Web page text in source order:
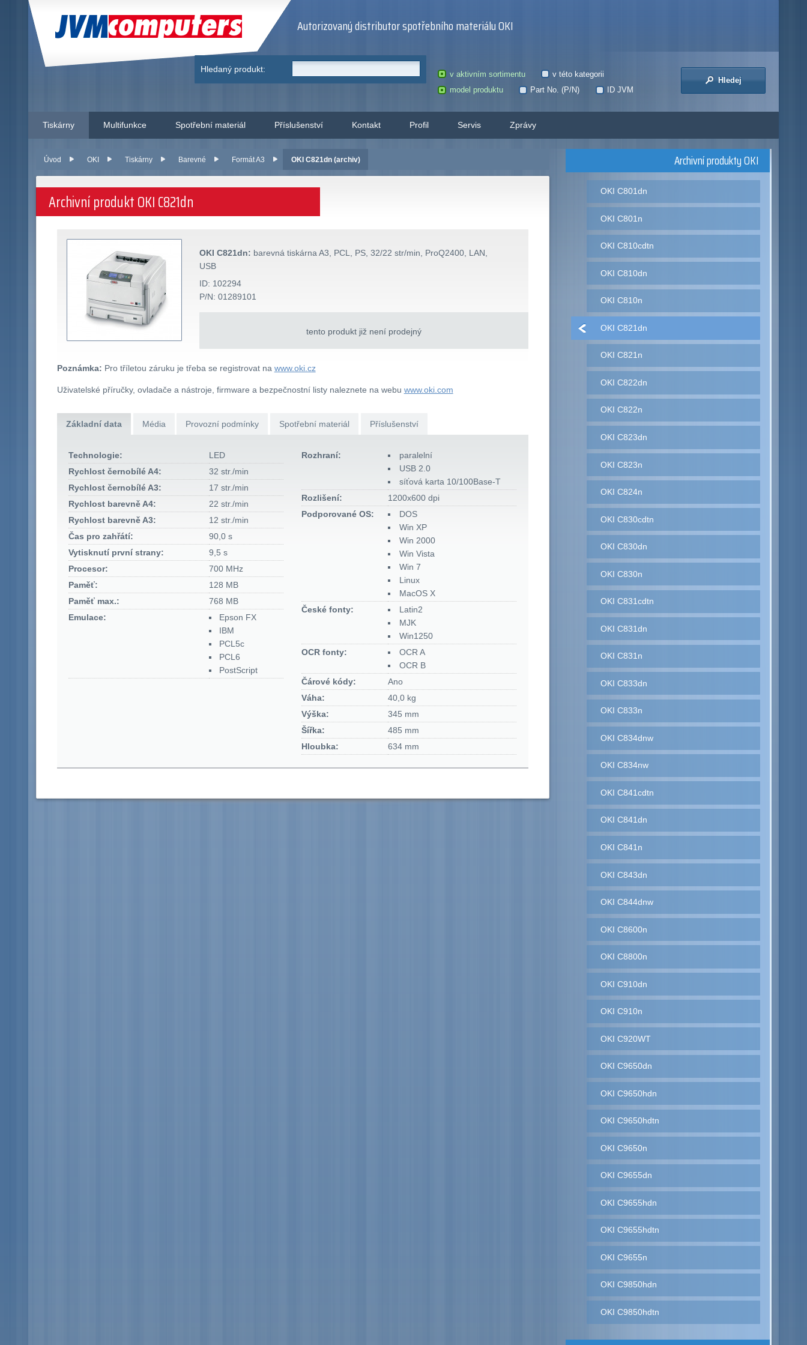
JVM Computers Autorizovaný distributor spotřebního materiálu OKI
Hledaný produkt:
v aktivním sortimentu
v této kategorii
model produktu
Part No. (P/N) ID JVM
Hledej
Tiskárny Multifunkce Spotřební materiál Příslušenství Kontakt Profil Servis Zprávy
Úvod OKI Tiskárny Barevné Formát A3 OKI C821dn (archiv)
Archivní produkt OKI C821dn
OKI C821dn: barevná tiskárna A3, PCL, PS, 32/22 str/min, ProQ2400, LAN,
USB
ID: 102294
P/N: 01289101
tento produkt již není prodejný
Poznámka: Pro tříletou záruku je třeba se registrovat na www.oki.cz
Uživatelské příručky, ovladače a nástroje, firmware a bezpečnostní listy naleznete na webu www.oki.com
Základní data Média Provozní podmínky Spotřební materiál Příslušenství
Technologie:
LED
Rychlost černobílé A4:
32 str./min
Rychlost černobílé A3:
17 str./min
Rychlost barevně A4:
22 str./min
Rychlost barevně A3:
12 str./min
Čas pro zahřátí:
90,0 s
Vytisknutí první strany:
9,5 s
Procesor:
700 MHz
Paměť:
128 MB
Paměť max.:
768 MB
Emulace:
Epson FX
IBM
PCL5c
PCL6
PostScript
Rozhraní:
paralelní
USB 2.0
síťová karta 10/100Base-T
Rozlišení:
1200x600 dpi
Podporované OS:
DOS
Win XP
Win 2000
Win Vista
Win 7
Linux
MacOS X
České fonty:
Latin2
MJK
Win1250
OCR fonty:
OCR A
OCR B
Čárové kódy:
Ano
Váha:
40,0 kg
Výška:
345 mm
Šířka:
485 mm
Hloubka:
634 mm
Archivní produkty OKI
OKI C801dn
OKI C801n
OKI C810cdtn
OKI C810dn
OKI C810n
OKI C821dn
OKI C821n
OKI C822dn
OKI C822n
OKI C823dn
OKI C823n
OKI C824n
OKI C830cdtn
OKI C830dn
OKI C830n
OKI C831cdtn
OKI C831dn
OKI C831n
OKI C833dn
OKI C833n
OKI C834dnw
OKI C834nw
OKI C841cdtn
OKI C841dn
OKI C841n
OKI C843dn
OKI C844dnw
OKI C8600n
OKI C8800n
OKI C910dn
OKI C910n
OKI C920WT
OKI C9650dn
OKI C9650hdn
OKI C9650hdtn
OKI C9650n
OKI C9655dn
OKI C9655hdn
OKI C9655hdtn
OKI C9655n
OKI C9850hdn
OKI C9850hdtn